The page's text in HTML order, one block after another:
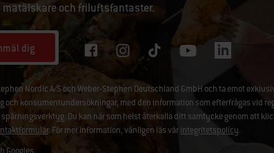
och friluftsfantaster.
dig
Nordic A/S och Weber-Stephen Deutschland GmbH och ta emot
konsumentundersökningar, med den information som efterfrågas vid
Du kan när som helst återkalla ditt samtycke genom att
. För mer information, vänligen läs vårintegritetspolicy.